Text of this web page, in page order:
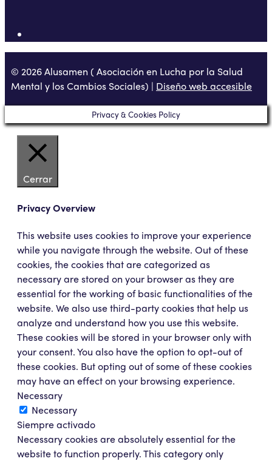
© 2026 Alusamen ( Asociación en Lucha por la Salud
Mental y los Cambios Sociales) | Diseño web accesible
Privacy & Cookies Policy
Cerrar
Privacy Overview
This website uses cookies to improve your experience
while you navigate through the website. Out of these
cookies, the cookies that are categorized as
necessary are stored on your browser as they are
essential for the working of basic functionalities of the
website. We also use third-party cookies that help us
analyze and understand how you use this website.
These cookies will be stored in your browser only with
your consent. You also have the option to opt-out of
these cookies. But opting out of some of these cookies
may have an effect on your browsing experience.
Necessary
Necessary
Siempre activado
Necessary cookies are absolutely essential for the
website to function properly. This category only